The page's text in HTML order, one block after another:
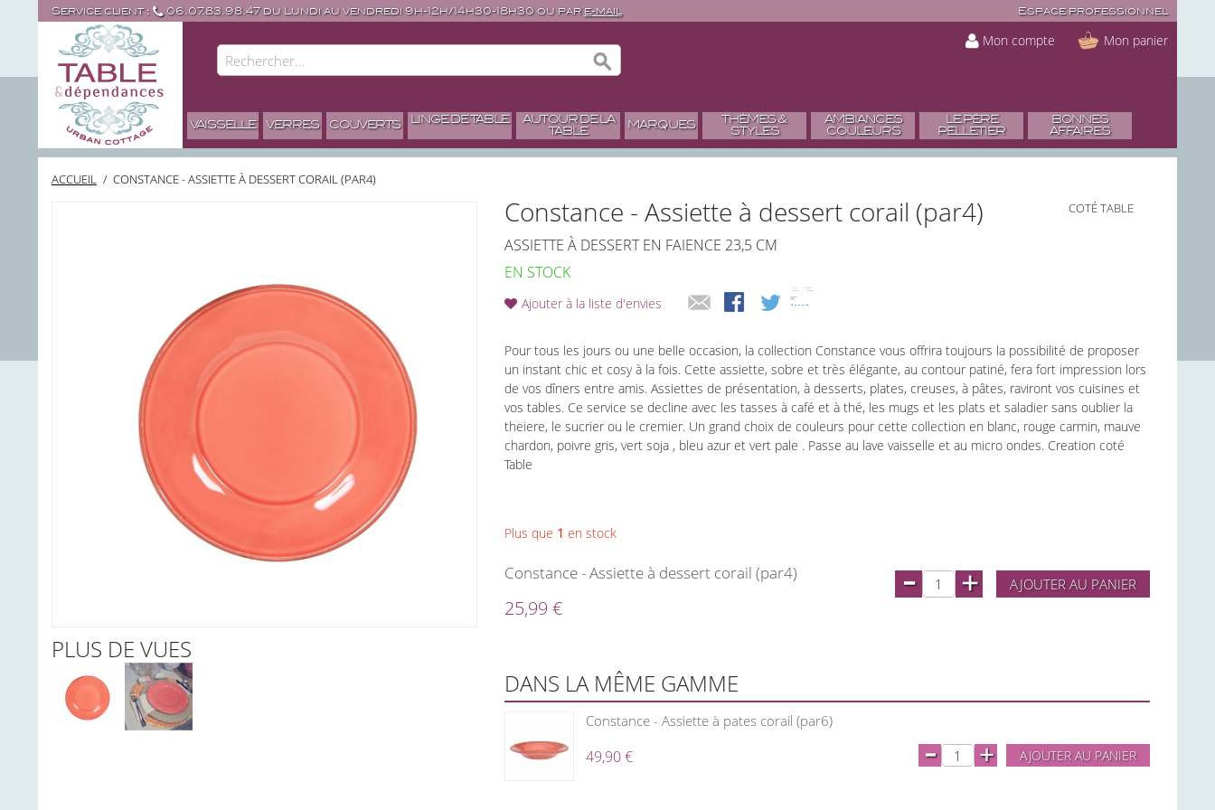
Service client : 06.07.83.98.47 du Lundi au vendredi 9h-12h/14h30-18h30 ou par e-mail Espace professionnel
Mon compte Mon panier
VAISSELLE VERRES COUVERTS LINGE DE TABLE
AUTOUR DE LA
TABLE
MARQUES
THÈMES &
STYLES
AMBIANCES
COULEURS
LE PÈRE
PELLETIER
BONNES
AFFAIRES
ACCUEIL / CONSTANCE - ASSIETTE À DESSERT CORAIL (PAR4)
PLUS DE VUES
Constance - Assiette à dessert corail (par4)
ASSIETTE À DESSERT EN FAIENCE 23,5 CM
COTÉ TABLE
EN STOCK
Ajouter à la liste d'envies
Pour tous les jours ou une belle occasion, la collection Constance vous offrira toujours la possibilité de proposer
un instant chic et cosy à la fois. Cette assiette, sobre et très élégante, au contour patiné, fera fort impression lors
de vos dîners entre amis. Assiettes de présentation, à desserts, plates, creuses, à pâtes, raviront vos cuisines et
vos tables. Ce service se decline avec les tasses à café et à thé, les mugs et les plats et saladier sans oublier la
theiere, le sucrier ou le cremier. Un grand choix de couleurs pour cette collection en blanc, rouge carmin, mauve
chardon, poivre gris, vert soja , bleu azur et vert pale . Passe au lave vaisselle et au micro ondes. Creation coté
Table
Plus que 1 en stock
Constance - Assiette à dessert corail (par4)
AJOUTER AU PANIER
- +
25,99 €
DANS LA MÊME GAMME
Constance - Assiette à pates corail (par6)
49,90 € AJOUTER AU PANIER
- +